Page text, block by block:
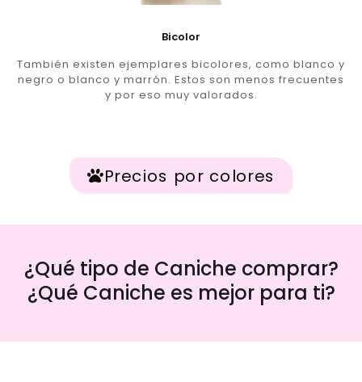
Bicolor
También existen ejemplares bicolores, como blanco y
negro o blanco y marrón. Estos son menos frecuentes
y por eso muy valorados.
Precios por colores
¿Qué tipo de Caniche comprar?
¿Qué Caniche es mejor para ti?